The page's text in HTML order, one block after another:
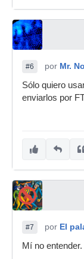
#6 por Mr.
Sólo quiero
enviarlos por
#7 por El
Mí no entender.